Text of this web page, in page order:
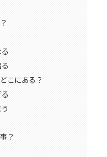
こにある？
？